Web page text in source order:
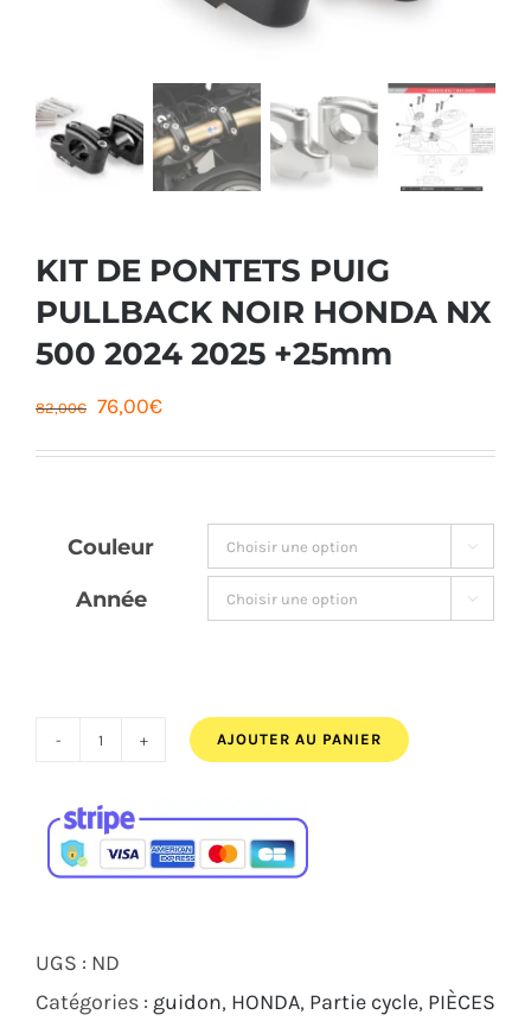
KIT DE PONTETS PUIG
PULLBACK NOIR HONDA NX
500 2024 2025 +25mm
82,00€ Le
82,00€.
76,00€Le
76,00€.
Couleur 
Année 
quantité
KIT
DE
PULLBACK
AJOUTER AU PANIER
UGS : ND
Catégories : guidon HONDA Partie cycle PIÈCES